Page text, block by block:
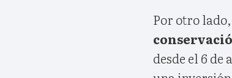
Por otro
desde el 6